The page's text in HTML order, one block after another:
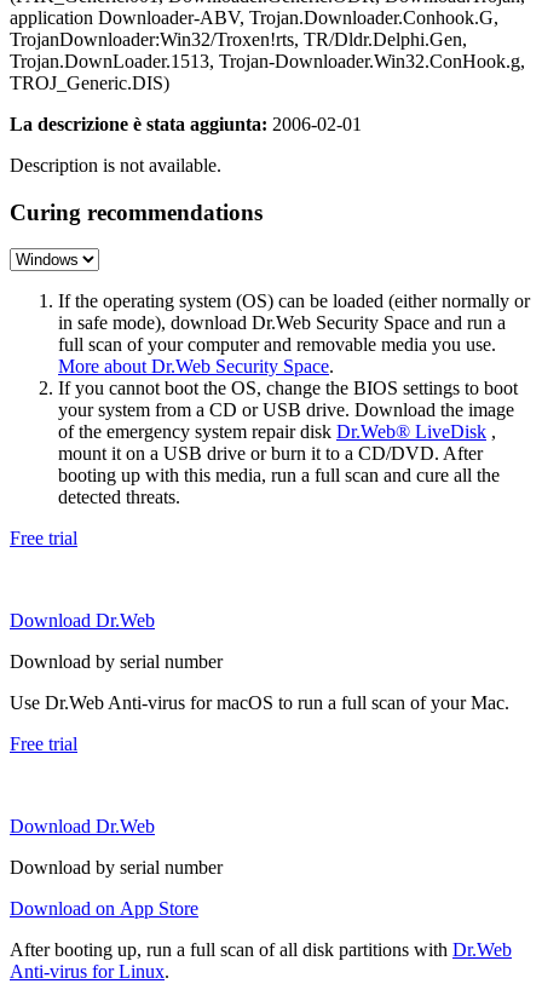
application Downloader-ABV, Trojan.Downloader.Conhook.G,
TrojanDownloader:Win32/Troxen!rts, TR/Dldr.Delphi.Gen,
Trojan.DownLoader.1513, Trojan-Downloader.Win32.ConHook.g,
TROJ_Generic.DIS)
La descrizione è stata aggiunta: 2006-02-01
Description is not available.
Curing recommendations
If the operating system (OS) can be loaded (either normally or
in safe mode), download Dr.Web Security Space and run a
full scan of your computer and removable media you use.
More about Dr.Web Security Space.
If you cannot boot the OS, change the BIOS settings to boot
your system from a CD or USB drive. Download the image
of the emergency system repair disk Dr.Web® LiveDisk ,
mount it on a USB drive or burn it to a CD/DVD. After
booting up with this media, run a full scan and cure all the
detected threats.
Free trial
Download Dr.Web
Download by serial number
Use Dr.Web Anti-virus for macOS to run a full scan of your Mac.
Free trial
Download Dr.Web
Download by serial number
Download on App Store
After booting up, run a full scan of all disk partitions with Dr.Web
Anti-virus for Linux.